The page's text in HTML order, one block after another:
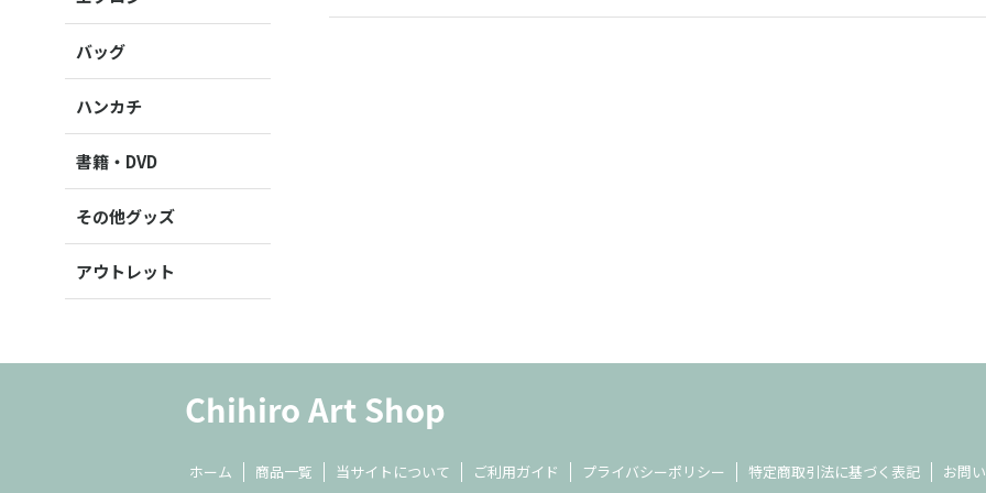
バッグ
ハンカチ
書籍・DVD
その他グッズ
アウトレット
ホーム 商品一覧 当サイトについて ご利用ガイド プライバシーポリシー 特定商取引法に基づく表記 お問